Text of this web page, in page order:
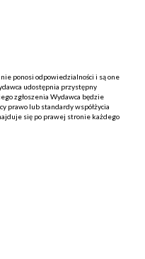
ponosi odpowiedzialności i są one
udostępnia przystępny
zgłoszenia Wydawca będzie
prawo lub standardy współżycia
się po prawej stronie każdego